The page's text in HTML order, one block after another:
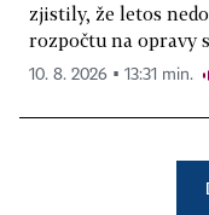
zjistily, že letos
rozpočtu na opravy
10. 8. 2026 ▪ 13:31 min.